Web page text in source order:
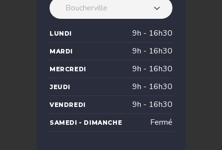
Boucherville
LUNDI 9h - 16h30
MARDI 9h - 16h30
MERCREDI 9h - 16h30
JEUDI 9h - 16h30
VENDREDI 9h - 16h30
SAMEDI - DIMANCHE Fermé